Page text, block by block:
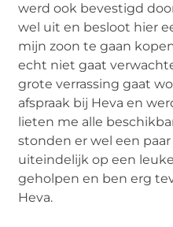
werd ook bevestigd
wel uit en besloot hier
mijn zoon te gaan
echt niet gaat
grote verrassing gaat
afspraak bij Heva en
lieten me alle
stonden er wel een
uiteindelijk op een
geholpen en ben erg
Heva.